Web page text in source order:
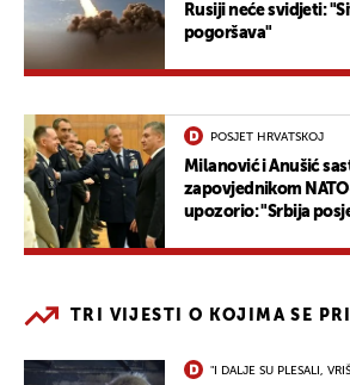
Rusiji neće svidjeti:
pogoršava"
POSJET HRVATSKOJ
Milanović i Anušić
zapovjednikom
upozorio: "Srbija
TRI VIJESTI O KOJIMA SE
"I DALJE SU PLESALI,